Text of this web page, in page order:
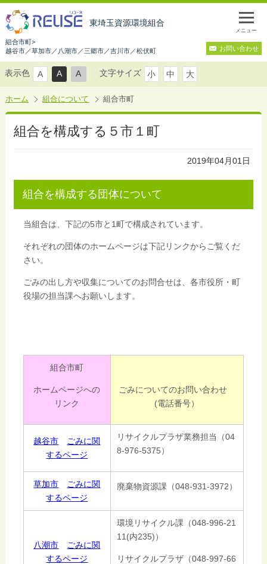
東埼玉資源環境組合
組合市町>
越谷市／草加市／八潮市／三郷市／吉川市／松伏町
メニュー
お問い合わせ
表示色 A A A 文字サイズ 小 中 大
ホーム 組合について 組合市町
組合を構成する５市１町
2019年04月01日
組合を構成する団体について
当組合は、下記の5市と1町で構成されています。
それぞれの団体のホームページは下記リンクからご覧くだ
さい。
ごみの出し方や収集についてのお問合せは、各市役所・町
役場の担当課へお願いします。
組合市町
ホームページへの
リンク
ごみについてのお問い合わせ
(電話番号）
越谷市
ごみに関
するページ
リサイクルプラザ業務担当（04
8-976-5375）
草加市
ごみに関
するページ
廃棄物資源課（048-931-3972）
八潮市
ごみに関
するページ
環境リサイクル課（048-996-21
11(内235)）
リサイクルプラザ（048-997-66